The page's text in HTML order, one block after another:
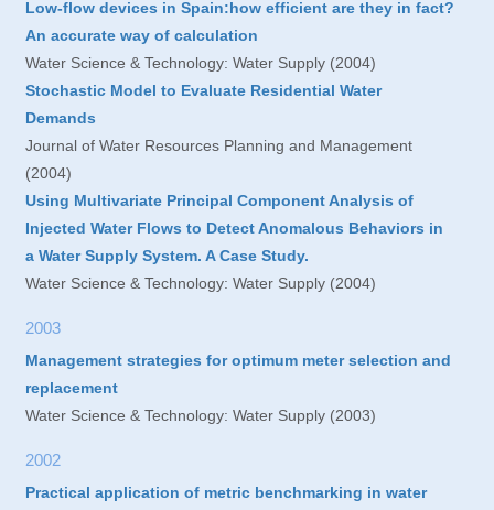
Low-flow devices in Spain:how efficient are they in fact?
An accurate way of calculation
Water Science & Technology: Water Supply (2004)
Stochastic Model to Evaluate Residential Water
Demands
Journal of Water Resources Planning and Management
(2004)
Using Multivariate Principal Component Analysis of
Injected Water Flows to Detect Anomalous Behaviors in
a Water Supply System. A Case Study.
Water Science & Technology: Water Supply (2004)
2003
Management strategies for optimum meter selection and
replacement
Water Science & Technology: Water Supply (2003)
2002
Practical application of metric benchmarking in water